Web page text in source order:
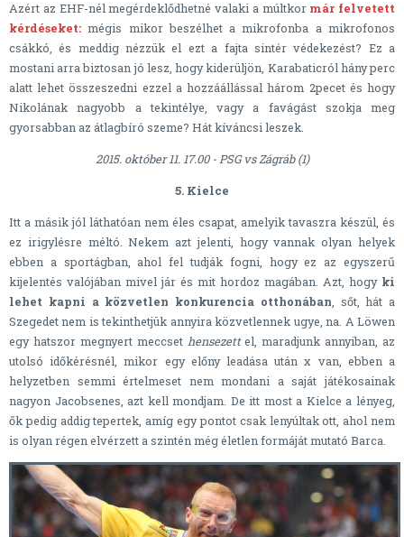
Azért az EHF-nél megérdeklődhetné valaki a múltkor már felvetett
kérdéseket:mégis mikor beszélhet a mikrofonba a mikrofonos
csákkó, és meddig nézzük el ezt a fajta sintér védekezést? Ez a
mostani arra biztosan jó lesz, hogy kiderüljön, Karabaticról hány perc
alatt lehet összeszedni ezzel a hozzáállással három 2pecet és hogy
Nikolának nagyobb a tekintélye, vagy a favágást szokja meg
gyorsabban az átlagbíró szeme? Hát kíváncsi leszek.
2015. október 11. 17.00 - PSG vs Zágráb (1)
5. Kielce
Itt a másik jól láthatóan nem éles csapat, amelyik tavaszra készül, és
ez irigylésre méltó. Nekem azt jelenti, hogy vannak olyan helyek
ebben a sportágban, ahol fel tudják fogni, hogy ez az egyszerű
kijelentés valójában mivel jár és mit hordoz magában. Azt, hogy ki
lehet kapni a közvetlen konkurencia otthonában , sőt, hát a
Szegedet nem is tekinthetjük annyira közvetlennek ugye, na. A Löwen
egy hatszor megnyert meccset hensezettel, maradjunk annyiban, az
utolsó időkérésnél, mikor egy előny leadása után x van, ebben a
helyzetben semmi értelmeset nem mondani a saját játékosainak
nagyon Jacobsenes, azt kell mondjam. De itt most a Kielce a lényeg,
ők pedig addig tepertek, amíg egy pontot csak lenyúltak ott, ahol nem
is olyan régen elvérzett a szintén még életlen formáját mutató Barca.